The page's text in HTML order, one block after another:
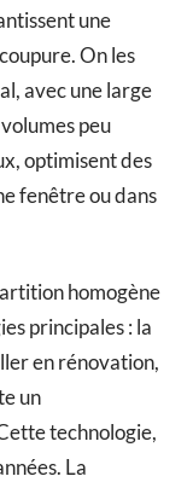
une
On les
avec une large
peu
optimisent des
fenêtre ou dans
homogène
principales : la
en rénovation,
un
technologie,
La